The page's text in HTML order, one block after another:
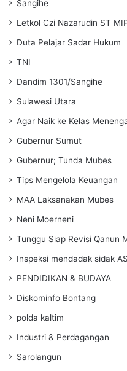
Sangihe
Letkol Czi Nazarudin ST
Duta Pelajar Sadar Hukum
TNI
Dandim 1301/Sangihe
Sulawesi Utara
Agar Naik ke Kelas
Gubernur Sumut
Gubernur; Tunda Mubes
Tips Mengelola Keuangan
MAA Laksanakan Mubes
Neni Moerneni
Tunggu Siap Revisi Qanun
Inspeksi mendadak sidak
PENDIDIKAN & BUDAYA
Diskominfo Bontang
polda kaltim
Industri & Perdagangan
Sarolangun